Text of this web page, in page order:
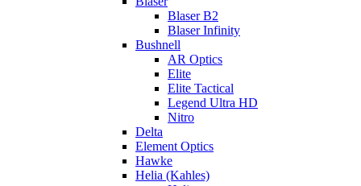
Blaser B2
Blaser Infinity
Bushnell
AR Optics
Elite
Elite Tactical
Legend Ultra HD
Nitro
Delta
Element Optics
Hawke
Helia (Kahles)